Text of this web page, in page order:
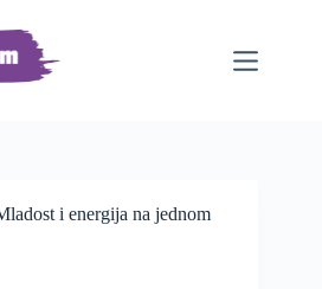
i energija na jednom